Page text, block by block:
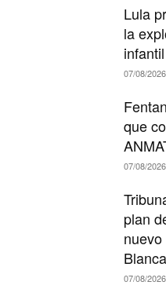
Lula
la
07/08/2026
que
07/08/2026
plan
Blanca
07/08/2026